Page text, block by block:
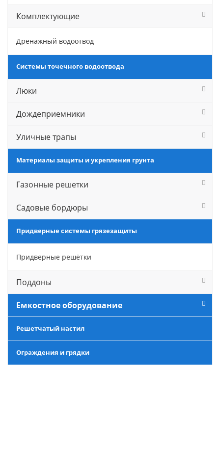
Комплектующие
Дренажный водоотвод
Системы точечного водоотвода
Люки
Дождеприемники
Уличные трапы
Материалы защиты и укрепления грунта
Газонные решетки
Садовые бордюры
Придверные системы грязезащиты
Придверные решётки
Поддоны
Емкостное оборудование
Решетчатый настил
Ограждения и грядки